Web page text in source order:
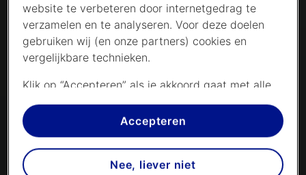
website te verbeteren door internetgedrag te
verzamelen en te analyseren. Voor deze doelen
gebruiken wij (en onze partners) cookies en
vergelijkbare technieken.
Klik op “Accepteren” als je akkoord gaat met alle
cookies. Kies je voor “Nee, liever niet”, dan
plaatsen we alleen strikt noodzakelijke cookies om
de website goed te laten werken. Dat betekent
dat we geen vormen van personalisatie
toepassen.
Accepteren
Nee, liever niet